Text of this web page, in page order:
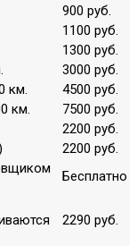
900 руб.
1100 руб.
1300 руб.
3000 руб.
км.
4500 руб.
км.
7500 руб.
2200 руб.
2200 руб.
Бесплатно
2290 руб.